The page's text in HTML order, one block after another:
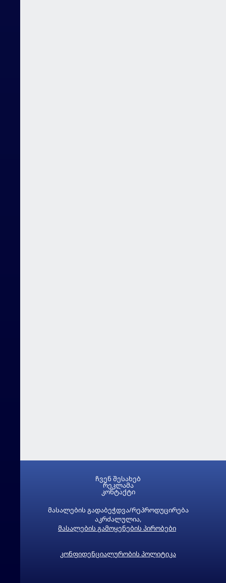
მასალების გადაბეჭდვა/რეპროდუცირება
აკრძალულია,
მასალების გამოყენების პირობები
კონფიდენციალურობის პოლიტიკა
ჩვენ შესახებ
რეკლამა
კონტაქტი